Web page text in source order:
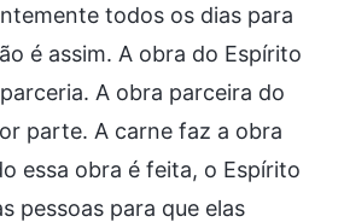
todos os dias para
é assim. A obra do Espírito
A obra parceira do
parte. A carne faz a obra
essa obra é feita, o Espírito
pessoas para que elas